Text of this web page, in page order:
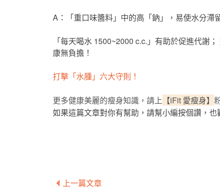
A：「重口味醬料」中的高「鈉」，易使水分滯
「每天喝水 1500~2000 c.c.」有助於促進代謝
康無負擔！
打擊「水腫」六大守則！
更多健康美麗的瘦身知識，請上 【iFit 愛瘦身】
如果這篇文章對你有幫助，請幫小編按個讚，
上一篇文章